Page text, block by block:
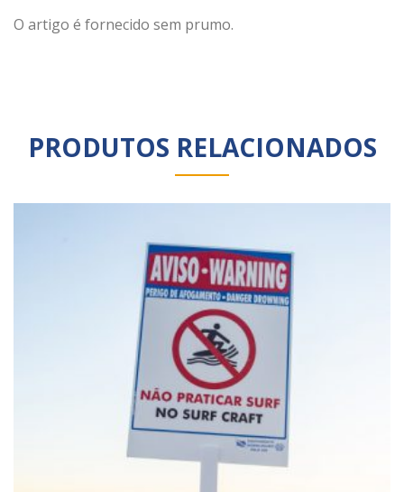
O artigo é fornecido sem prumo.
PRODUTOS RELACIONADOS